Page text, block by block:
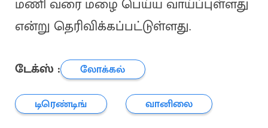
மணி வரை மழை பெய்ய வாய்ப்புள்ளது
என்று தெரிவிக்கப்பட்டுள்ளது.
டேக்ஸ் :
லோக்கல்
டிரெண்டிங்
வானிலை